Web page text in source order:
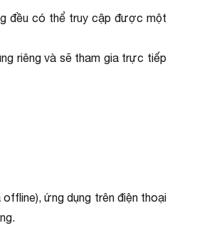
đều có thể truy cập được một
riêng và sẽ tham gia trực tiếp
ứng dụng trên điện thoại